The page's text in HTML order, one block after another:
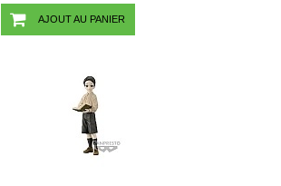
AUTOMATA #1576 PAR
GOOD SMILE COMPANY
AJOUT AU PANIER